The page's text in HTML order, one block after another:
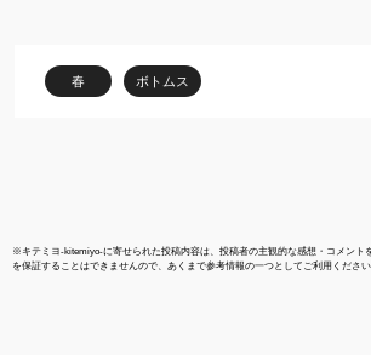
春 ボトムス
※キテミヨ-kitemiyo-に寄せられた投稿内容は、投稿者の主観的な感想・コメント
を保証することはできませんので、あくまで参考情報の一つとしてご利用ください